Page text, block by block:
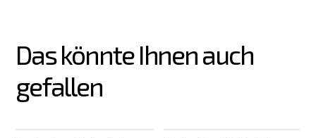
Das könnte Ihnen auch
gefallen